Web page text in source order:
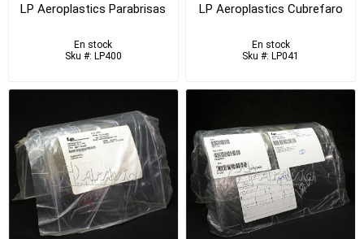
LP Aeroplastics Parabrisas
En stock
Sku #: LP400
LP Aeroplastics Cubrefaro
En stock
Sku #: LP041